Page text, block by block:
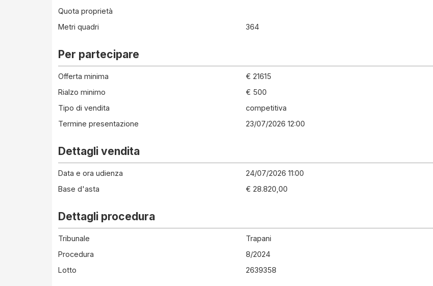
Quota proprietà
Metri quadri
364
Per partecipare
Offerta minima
€ 21615
Rialzo minimo
€ 500
Tipo di vendita
competitiva
Termine presentazione
23/07/2026 12:00
Dettagli vendita
Data e ora udienza
24/07/2026 11:00
Base d'asta
€ 28.820,00
Dettagli procedura
Tribunale
Trapani
Procedura
8/2024
Lotto
2639358